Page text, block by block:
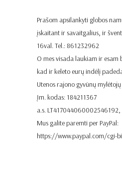
Prašom apsilankyti globos
įskaitant ir savaitgalius, ir
16val. Tel.: 861232962
O mes visada laukiam ir esam
kad ir keleto eurų indėlį
Utenos rajono gyvūnų
Įm. kodas: 184211367
a.s. LT417044060002546192,
Mus galite paremti per PayPal:
https://www.paypal.com/cgi-